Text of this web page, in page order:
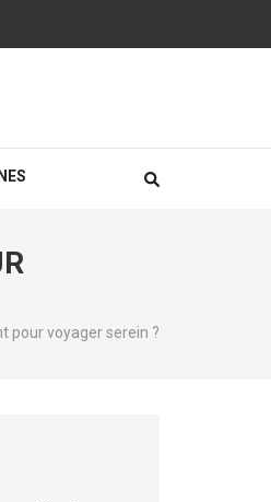
pour voyager serein ?